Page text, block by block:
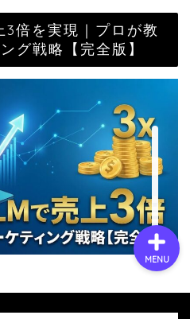
倍を実現｜プロが教
グ戦略【完全版】
MENU
会社概要
サービス
採用情報
お問い合わせ